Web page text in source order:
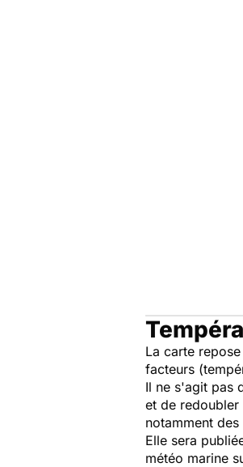
La carte
facteurs
Il ne s'agit pas
et de redoubler
notamment
Elle sera
météo marine